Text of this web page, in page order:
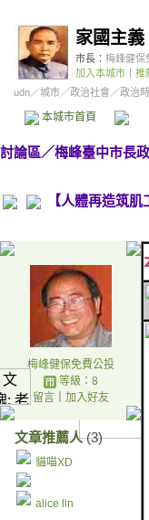
家國主義
市長： 梅峰健保
加入本城市
推
udn／城市／政治社會 ／政治
本城市首頁
討論區／梅峰臺中市長
【人體再造筑
梅峰健保免費公投
等級：8
留言｜ 加入好友
文章推薦人(3)
貓喵XD
alice lin